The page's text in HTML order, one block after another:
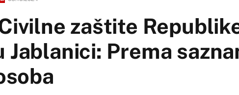
zaštite
Jablanici: Prema